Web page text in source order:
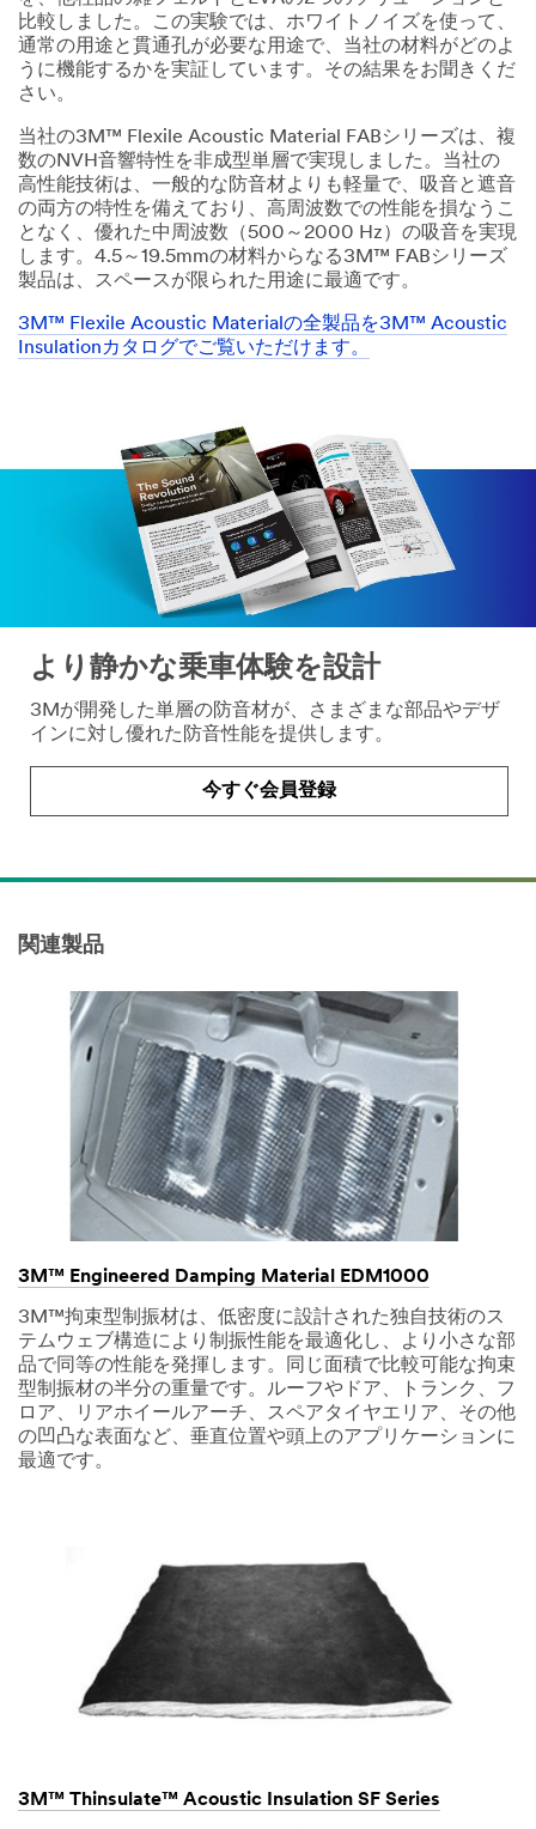
比較しました。この実験では、ホワイトノイズを使って、
通常の用途と貫通孔が必要な用途で、当社の材料がどのよ
うに機能するかを実証しています。その結果をお聞きくだ
さい。
当社の3M™ Flexile Acoustic Material FABシリーズは、複
数のNVH音響特性を非成型単層で実現しました。当社の
高性能技術は、一般的な防音材よりも軽量で、吸音と遮音
の両方の特性を備えており、高周波数での性能を損なうこ
となく、優れた中周波数（500～2000 Hz）の吸音を実現
します。4.5～19.5mmの材料からなる3M™ FABシリーズ
製品は、スペースが限られた用途に最適です。
3M™ Flexile Acoustic Materialの全製品を3M™ Acoustic
Insulationカタログでご覧いただけます。
より静かな乗車体験を設計
3Mが開発した単層の防音材が、さまざまな部品やデザ
インに対し優れた防音性能を提供します。
今すぐ会員登録
関連製品
3M™ Engineered Damping Material EDM1000
3M™拘束型制振材は、低密度に設計された独自技術のス
テムウェブ構造により制振性能を最適化し、より小さな部
品で同等の性能を発揮します。同じ面積で比較可能な拘束
型制振材の半分の重量です。ルーフやドア、トランク、フ
ロア、リアホイールアーチ、スペアタイヤエリア、その他
の凹凸な表面など、垂直位置や頭上のアプリケーションに
最適です。
3M™ Thinsulate™ Acoustic Insulation SF Series